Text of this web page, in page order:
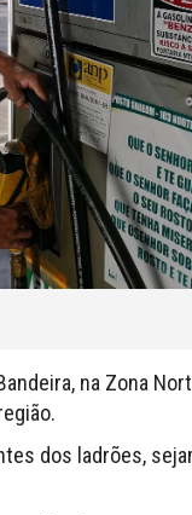
na Zona
dos ladrões,